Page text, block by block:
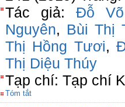
Tác giả: Đỗ
Nguyên, Bùi Thị
Thị Hồng Tươi,
Thị Diệu Thúy
Tạp chí: Tạp chí
Tóm tắt